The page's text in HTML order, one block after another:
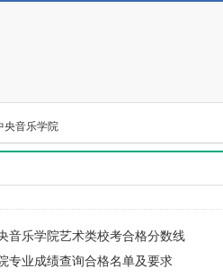
央音乐学院
音乐学院艺术类校考合格分数线
专业成绩查询合格名单及要求